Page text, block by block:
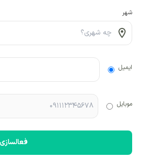
شهر
ایمیل
موبایل
فعالسازی